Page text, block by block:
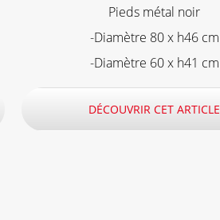
Pieds métal noir
-Diamètre 80 x h46 cm
-Diamètre 60 x h41 cm
DÉCOUVRIR CET ARTICLE